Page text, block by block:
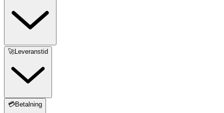
🚀Leveranstid
💳Betalning